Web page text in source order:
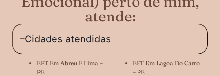
atende:
Cidades atendidas
EFT Em Abreu E Lima –
PE
EFT Em Lagoa Do Carro
– PE